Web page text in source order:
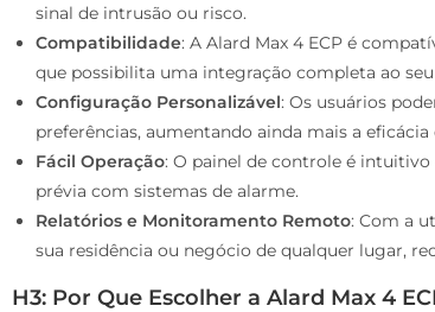
sinal de intrusão ou risco.
Compatibilidade: A Alard Max 4 ECP é
que possibilita uma integração completa ao
Configuração Personalizável: Os usuários
preferências, aumentando ainda mais a
Fácil Operação: O painel de controle é intuitivo
prévia com sistemas de alarme.
Relatórios e Monitoramento Remoto: Com a
sua residência ou negócio de qualquer lugar,
H3: Por Que Escolher a Alard Max 4